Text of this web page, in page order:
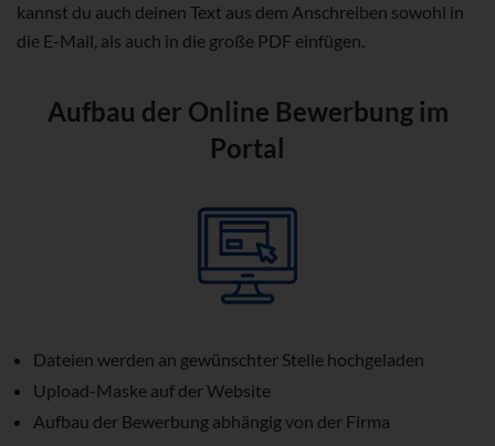
kannst du auch deinen Text aus dem Anschreiben sowohl in
die E-Mail, als auch in die große PDF einfügen.
Aufbau der Online Bewerbung im
Portal
Dateien werden an gewünschter Stelle hochgeladen
Upload-Maske auf der Website
Aufbau der Bewerbung abhängig von der Firma